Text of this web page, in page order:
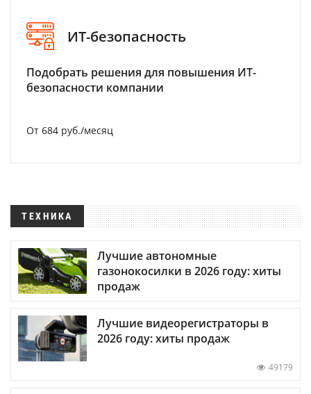
ИТ-безопасность
Подобрать решения для повышения ИТ-
безопасности компании
От 684 руб./месяц
ТЕХНИКА
Лучшие автономные
газонокосилки в 2026 году: хиты
продаж
Лучшие видеорегистраторы в
2026 году: хиты продаж
49179